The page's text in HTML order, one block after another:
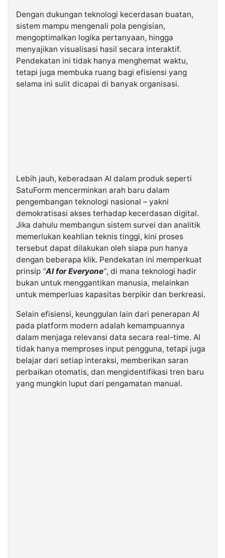
Dengan dukungan teknologi kecerdasan buatan,
sistem mampu mengenali pola pengisian,
mengoptimalkan logika pertanyaan, hingga
menyajikan visualisasi hasil secara interaktif.
Pendekatan ini tidak hanya menghemat waktu,
tetapi juga membuka ruang bagi efisiensi yang
selama ini sulit dicapai di banyak organisasi.
Lebih jauh, keberadaan AI dalam produk seperti
SatuForm mencerminkan arah baru dalam
pengembangan teknologi nasional – yakni
demokratisasi akses terhadap kecerdasan digital.
Jika dahulu membangun sistem survei dan analitik
memerlukan keahlian teknis tinggi, kini proses
tersebut dapat dilakukan oleh siapa pun hanya
dengan beberapa klik. Pendekatan ini memperkuat
prinsip “AI for Everyone”, di mana teknologi hadir
bukan untuk menggantikan manusia, melainkan
untuk memperluas kapasitas berpikir dan berkreasi.
Selain efisiensi, keunggulan lain dari penerapan AI
pada platform modern adalah kemampuannya
dalam menjaga relevansi data secara real-time. AI
tidak hanya memproses input pengguna, tetapi juga
belajar dari setiap interaksi, memberikan saran
perbaikan otomatis, dan mengidentifikasi tren baru
yang mungkin luput dari pengamatan manual.